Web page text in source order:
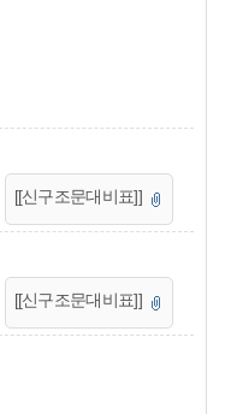
[[신구조문대비표]]
[[신구조문대비표]]